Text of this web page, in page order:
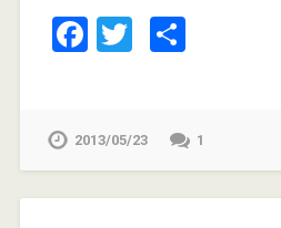
Facebook
Twitter
2013/05/23 1